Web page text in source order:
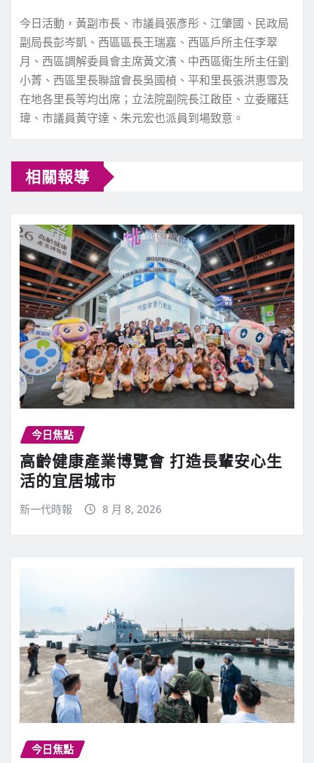
今日活動，黃副市長、市議員張彥彤、江肇國、民政局
副局長彭岑凱、西區區長王瑞嘉、西區戶所主任李翠
月、西區調解委員會主席黃文濱、中西區衛生所主任劉
小菁、西區里長聯誼會長吳國楨、平和里長張洪惠雪及
在地各里長等均出席；立法院副院長江啟臣、立委羅廷
瑋、市議員黃守達、朱元宏也派員到場致意。
相關報導
今日焦點
高齡健康產業博覽會 打造長輩安心生
活的宜居城市
新一代時報 8 月 8, 2026
今日焦點